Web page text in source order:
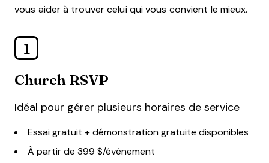
vous aider à trouver celui qui vous convient le mieux.
1
Church RSVP
Idéal pour gérer plusieurs horaires de service
Essai gratuit + démonstration gratuite disponibles
À partir de 399 $/événement